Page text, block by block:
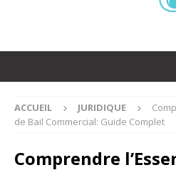
ACCUEIL JURIDIQUE
de Bail Commercial: Guide Complet
Comprendre